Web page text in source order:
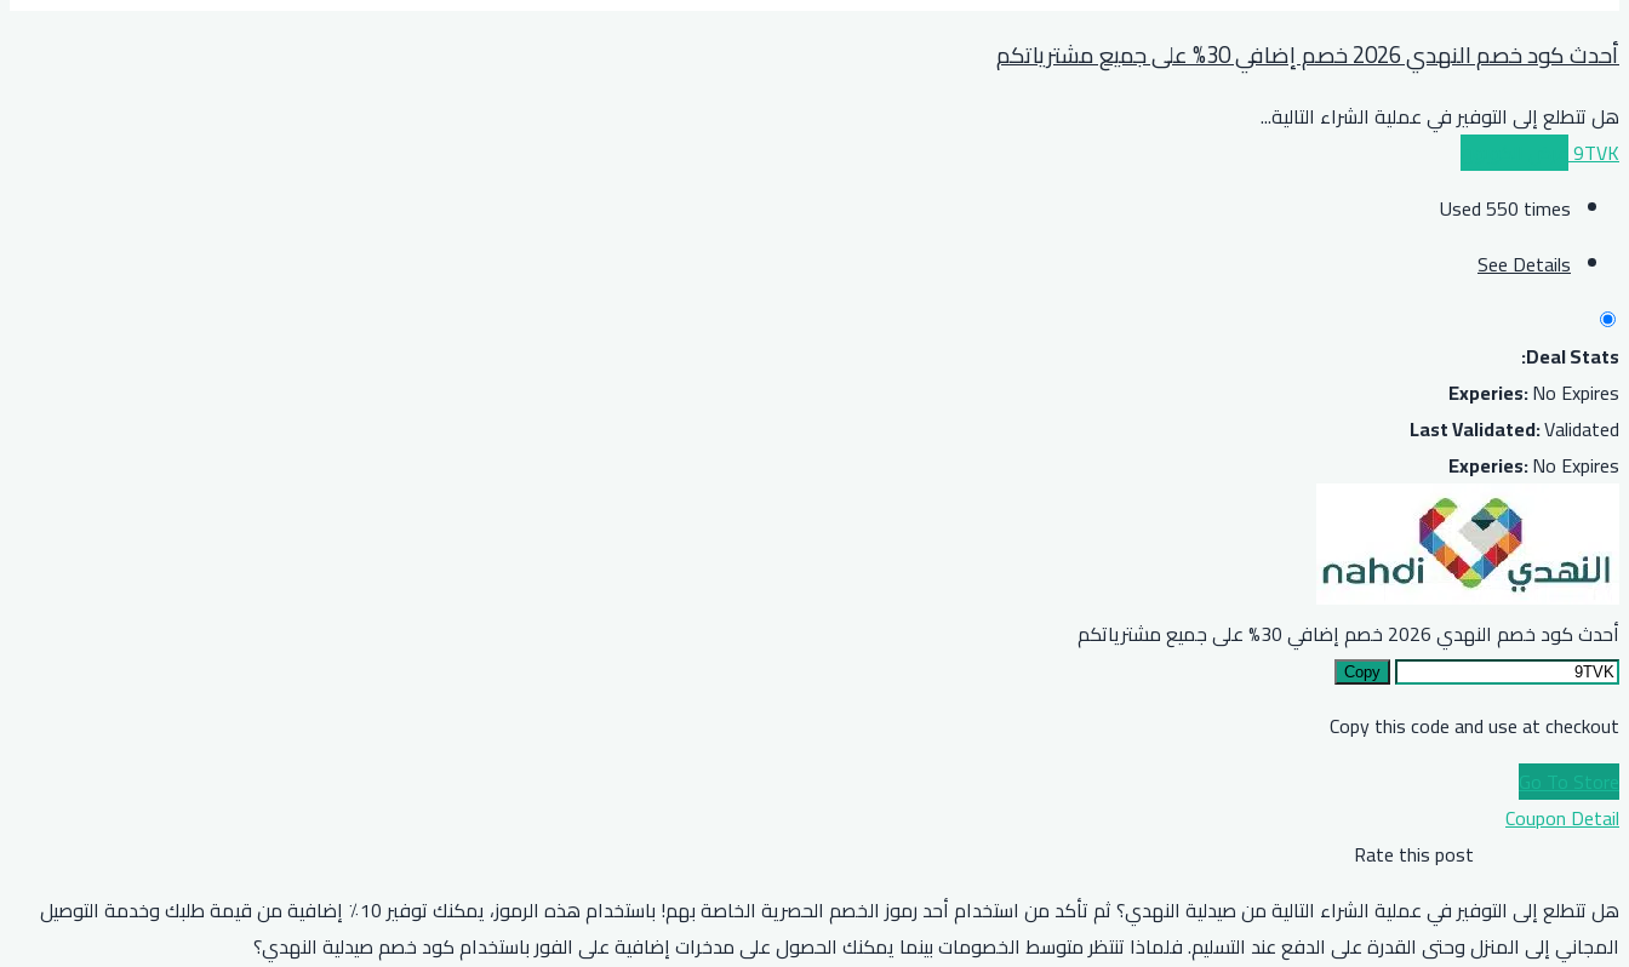
أحدث كود خصم النهدي 2026 خصم إضافي 30% على جميع مشترياتكم
هل تتطلع إلى التوفير في عملية الشراء التالية...
9TVK
Used 550 times
See Details
Deal Stats:
Experies:No Expires
Last Validated:Validated
Experies:No Expires
أحدث كود خصم النهدي 2026 خصم إضافي 30% على جميع مشترياتكم
Copy
Copy this code and use at checkout
Go To Store
Coupon Detail
Rate this post
هل تتطلع إلى التوفير في عملية الشراء التالية من صيدلية النهدي؟ ثم تأكد من استخدام أحد رموز الخصم الحصرية الخاصة بهم! باستخدام هذه الرموز، يمكنك توفير 10٪ إضافية من قيمة طلبك وخدمة التوصيل
المجاني إلى المنزل وحتى القدرة على الدفع عند التسليم. فلماذا تنتظر متوسط ​​الخصومات بينما يمكنك الحصول على مدخرات إضافية على الفور باستخدام كود خصم صيدلية النهدي؟